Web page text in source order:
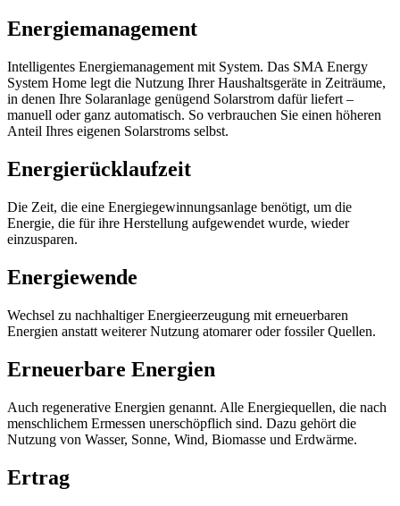
Energiemanagement
Intelligentes Energiemanagement mit System. Das SMA Energy
System Home legt die Nutzung Ihrer Haushaltsgeräte in Zeiträume,
in denen Ihre Solaranlage genügend Solarstrom dafür liefert –
manuell oder ganz automatisch. So verbrauchen Sie einen höheren
Anteil Ihres eigenen Solarstroms selbst.
Energierücklaufzeit
Die Zeit, die eine Energiegewinnungsanlage benötigt, um die
Energie, die für ihre Herstellung aufgewendet wurde, wieder
einzusparen.
Energiewende
Wechsel zu nachhaltiger Energieerzeugung mit erneuerbaren
Energien anstatt weiterer Nutzung atomarer oder fossiler Quellen.
Erneuerbare Energien
Auch regenerative Energien genannt. Alle Energiequellen, die nach
menschlichem Ermessen unerschöpflich sind. Dazu gehört die
Nutzung von Wasser, Sonne, Wind, Biomasse und Erdwärme.
Ertrag